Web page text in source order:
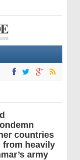
countries
from heavily
army